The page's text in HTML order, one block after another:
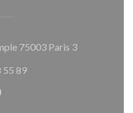
75003 Paris 3
55 89
((открывается в